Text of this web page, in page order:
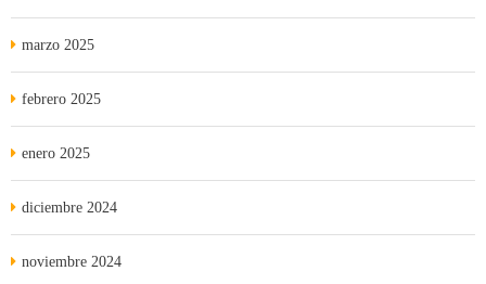
marzo 2025
febrero 2025
enero 2025
diciembre 2024
noviembre 2024